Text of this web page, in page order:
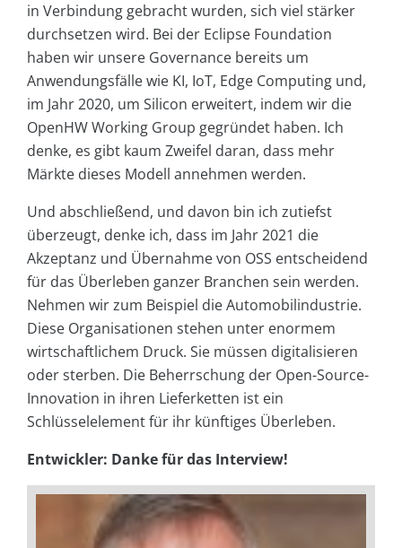
in Verbindung gebracht wurden, sich viel stärker
durchsetzen wird. Bei der Eclipse Foundation
haben wir unsere Governance bereits um
Anwendungsfälle wie KI, IoT, Edge Computing und,
im Jahr 2020, um Silicon erweitert, indem wir die
OpenHW Working Group gegründet haben. Ich
denke, es gibt kaum Zweifel daran, dass mehr
Märkte dieses Modell annehmen werden.
Und abschließend, und davon bin ich zutiefst
überzeugt, denke ich, dass im Jahr 2021 die
Akzeptanz und Übernahme von OSS entscheidend
für das Überleben ganzer Branchen sein werden.
Nehmen wir zum Beispiel die Automobilindustrie.
Diese Organisationen stehen unter enormem
wirtschaftlichem Druck. Sie müssen digitalisieren
oder sterben. Die Beherrschung der Open-Source-
Innovation in ihren Lieferketten ist ein
Schlüsselelement für ihr künftiges Überleben.
Entwickler: Danke für das Interview!